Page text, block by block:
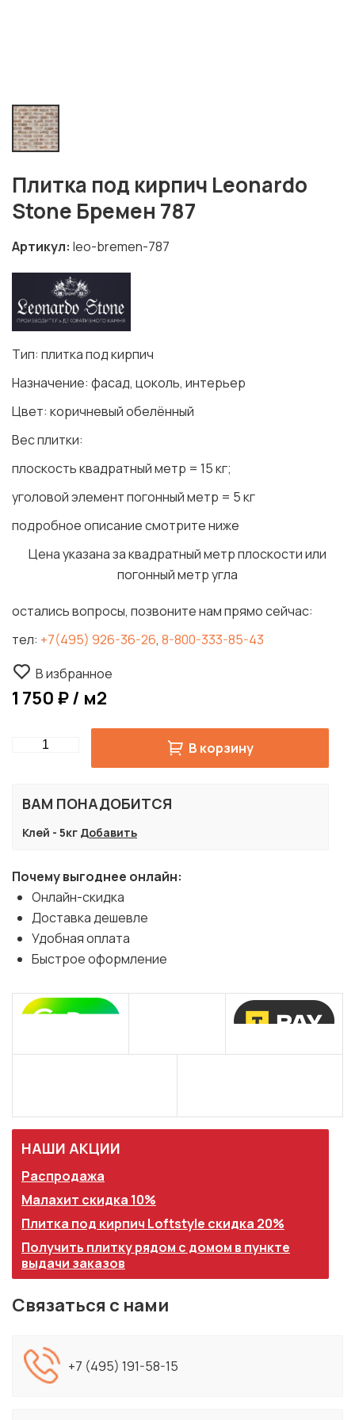
Плитка под кирпич Leonardo
Stone Бремен 787
Артикул leo-bremen-787
Тип: плитка под кирпич
Назначение: фасад, цоколь, интерьер
Цвет: коричневый обелённый
Вес плитки:
плоскость квадратный метр = 15 кг;
уголовой элемент погонный метр = 5 кг
подробное описание смотрите ниже
Цена указана за квадратный метр плоскости или
погонный метр угла
остались вопросы, позвоните нам прямо сейчас:
тел: +7(495) 926-36-26, 8-800-333-85-43
В избранное
1 750 ₽ / м2
Quantity В корзину
ВАМ ПОНАДОБИТСЯ
Клей - 5кг Добавить
Почему выгоднее онлайн:
Онлайн-скидка
Доставка дешевле
Удобная оплата
Быстрое оформление
НАШИ АКЦИИ
Распродажа
Малахит скидка 10%
Плитка под кирпич Loftstyle скидка 20%
Получить плитку рядом с домом в пункте
выдачи заказов
Связаться с нами
+7 (495) 191-58-15